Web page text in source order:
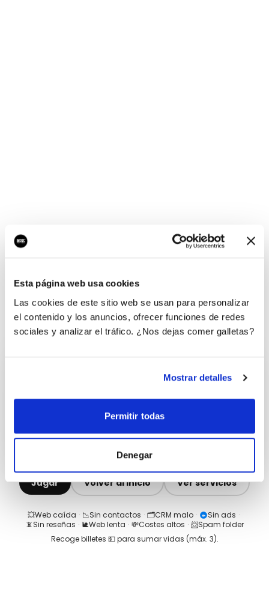
Esta página web usa cookies
Las cookies de este sitio web se usan para personalizar
el contenido y los anuncios, ofrecer funciones de redes
sociales y analizar el tráfico. ¿Nos dejas comer galletas?
Mostrar detalles
Permitir todas
Denegar
¡Ups, no hay nada por
aquí!
¿Quieres jugar al juego del empresario?
Jugar Volver al inicio Ver servicios
💥Web caída · 📉Sin contactos · 🗂️CRM malo · Sin ads ·
📵Sin reseñas · 🐌Web lenta · 💸Costes altos · 📨Spam folder
Recoge billetes 💵 para sumar vidas (máx. 3).